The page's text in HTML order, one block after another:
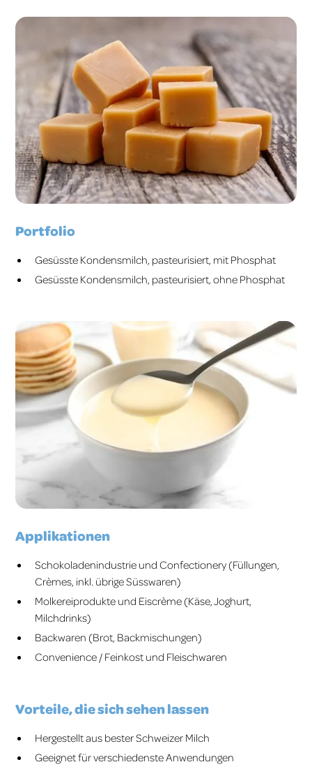
Portfolio
Gesüsste Kondensmilch, pasteurisiert, mit Phosphat
Gesüsste Kondensmilch, pasteurisiert, ohne Phosphat
Applikationen
Schokoladenindustrie und Confectionery (Füllungen,
Crèmes, inkl. übrige Süsswaren)
Molkereiprodukte und Eiscrème (Käse, Joghurt,
Milchdrinks)
Backwaren (Brot, Backmischungen)
Convenience / Feinkost und Fleischwaren
Vorteile, die sich sehen lassen
Hergestellt aus bester Schweizer Milch
Geeignet für verschiedenste Anwendungen